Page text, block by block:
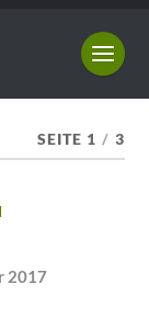
SEITE 1 / 3
2017